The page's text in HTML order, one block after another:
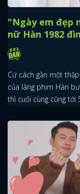
"Ngày em đẹp
nữ Hàn 1982
Cứ cách gần một
của làng phim Hàn
thì cuối cùng cũng tới